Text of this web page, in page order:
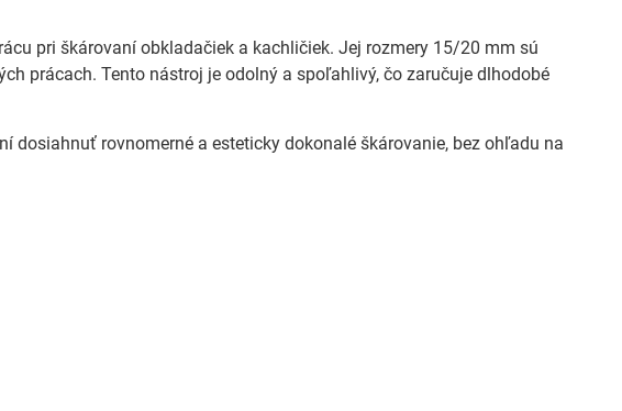
pri škárovaní obkladačiek a kachličiek. Jej rozmery 15/20 mm sú
prácach. Tento nástroj je odolný a spoľahlivý, čo zaručuje dlhodobé
rovnomerné a esteticky dokonalé škárovanie, bez ohľadu na